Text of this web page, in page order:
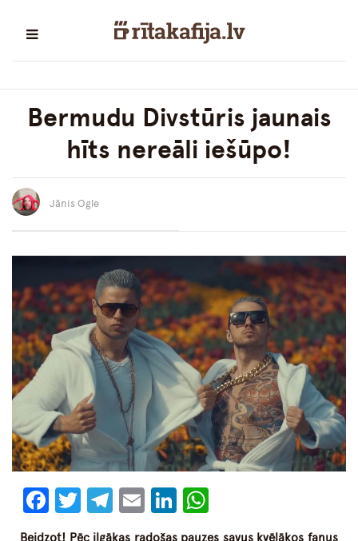
Bermudu Divstūris jaunais
hīts nereāli iešūpo!
Jānis Ogle
Facebook
Twitter
Telegram
EmailLinkedIn
Beidzot! Pēc ilgākas radošas pauzes savus kvēlākos fanus